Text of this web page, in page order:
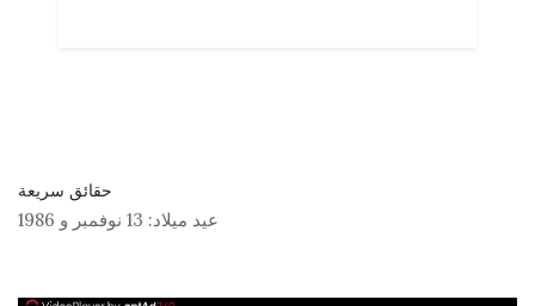
حقائق سريعة
عيد ميلاد: و